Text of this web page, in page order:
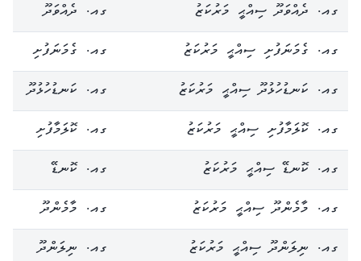
ގއ. ދެއްވަދޫ ސިއްޙީ މަރުކަޒު
ގއ. ދެއްވަދޫ
ގއ. ގެމަނަފުށި ސިއްޙީ މަރުކަޒު
ގއ. ގެމަނަފުށި
ގއ. ކަނޑުހުޅުދޫ ސިއްޙީ މަރުކަޒު
ގއ. ކަނޑުހުޅުދޫ
ގއ. ކޮލަމާފުށި ސިއްޙީ މަރުކަޒު
ގއ. ކޮލަމާފުށި
ގއ. ކޮނޑޭ ސިއްޙީ މަރުކަޒު
ގއ. ކޮނޑޭ
ގއ. މާމެންދޫ ސިއްޙީ މަރުކަޒު
ގއ. މާމެންދޫ
ގއ. ނިލަންދޫ ސިއްޙީ މަރުކަޒު
ގއ. ނިލަންދޫ